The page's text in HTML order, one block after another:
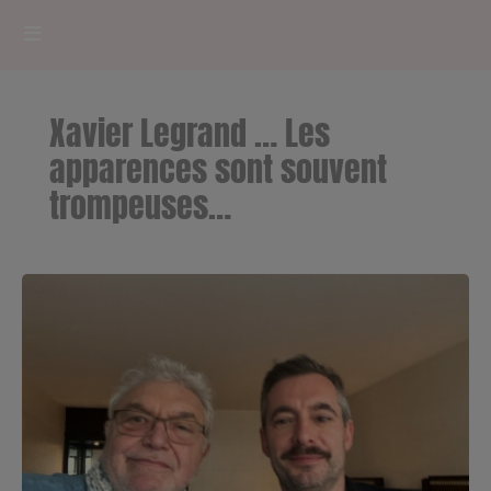
RADIOPLAYER
CK RADIO Line-up
PODCASTS
Contact
Xavier Legrand … Les
apparences sont souvent
trompeuses…